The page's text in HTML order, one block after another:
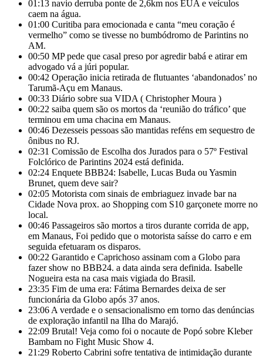
01:13 navio derruba ponte de 2,6km nos EUA e veículos
caem na água.
01:00 Curitiba para emocionada e canta “meu coração é
vermelho” como se tivesse no bumbódromo de Parintins no
AM.
00:50 MP pede que casal preso por agredir babá e atirar em
advogado vá a júri popular.
00:42 Operação inicia retirada de flutuantes ‘abandonados’ no
Tarumã-Açu em Manaus.
00:33 Diário sobre sua VIDA ( Christopher Moura )
00:22 saiba quem são os mortos da ‘reunião do tráfico’ que
terminou em uma chacina em Manaus.
00:46 Dezesseis pessoas são mantidas reféns em sequestro de
ônibus no RJ.
02:31 Comissão de Escolha dos Jurados para o 57º Festival
Folclórico de Parintins 2024 está definida.
02:24 Enquete BBB24: Isabelle, Lucas Buda ou Yasmin
Brunet, quem deve sair?
02:05 Motorista com sinais de embriaguez invade bar na
Cidade Nova prox. ao Shopping com S10 garçonete morre no
local.
00:46 Passageiros são mortos a tiros durante corrida de app,
em Manaus, Foi pedido que o motorista saísse do carro e em
seguida efetuaram os disparos.
00:22 Garantido e Caprichoso assinam com a Globo para
fazer show no BBB24. a data ainda sera definida. Isabelle
Nogueira esta na casa mais vigiada do Brasil.
23:35 Fim de uma era: Fátima Bernardes deixa de ser
funcionária da Globo após 37 anos.
23:06 A verdade e o sensacionalismo em torno das denúncias
de exploração infantil na Ilha do Marajó.
22:09 Brutal! Veja como foi o nocaute de Popó sobre Kleber
Bambam no Fight Music Show 4.
21:29 Roberto Cabrini sofre tentativa de intimidação durante